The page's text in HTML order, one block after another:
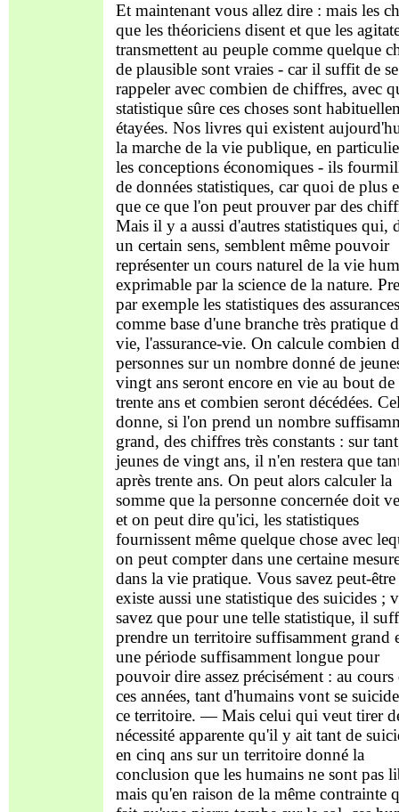
Et maintenant vous allez dire : mais les
que les théoriciens disent et que les
transmettent au peuple comme quelque
de plausible sont vraies - car il suffit de se
rappeler avec combien de chiffres, avec
statistique sûre ces choses sont
étayées. Nos livres qui existent
la marche de la vie publique, en
les conceptions économiques - ils
de données statistiques, car quoi de plus
que ce que l'on peut prouver par des
Mais il y a aussi d'autres statistiques qui,
un certain sens, semblent même pouvoir
représenter un cours naturel de la vie
exprimable par la science de la nature.
par exemple les statistiques des assurances
comme base d'une branche très pratique
vie, l'assurance-vie. On calcule combien
personnes sur un nombre donné de
vingt ans seront encore en vie au bout de
trente ans et combien seront décédées.
donne, si l'on prend un nombre
grand, des chiffres très constants : sur
jeunes de vingt ans, il n'en restera que
après trente ans. On peut alors calculer la
somme que la personne concernée doit
et on peut dire qu'ici, les statistiques
fournissent même quelque chose avec
on peut compter dans une certaine
dans la vie pratique. Vous savez peut-
existe aussi une statistique des suicides ;
savez que pour une telle statistique, il
prendre un territoire suffisamment grand
une période suffisamment longue pour
pouvoir dire assez précisément : au cours
ces années, tant d'humains vont se
ce territoire. — Mais celui qui veut tirer
nécessité apparente qu'il y ait tant de
en cinq ans sur un territoire donné la
conclusion que les humains ne sont pas
mais qu'en raison de la même contrainte